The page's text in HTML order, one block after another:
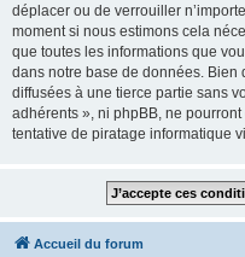
déplacer ou de verrouiller
moment si nous estimons cela
que toutes les informations que
dans notre base de données. Bien
diffusées à une tierce partie sans
adhérents », ni phpBB, ne
tentative de piratage informatique
Accueil du forum